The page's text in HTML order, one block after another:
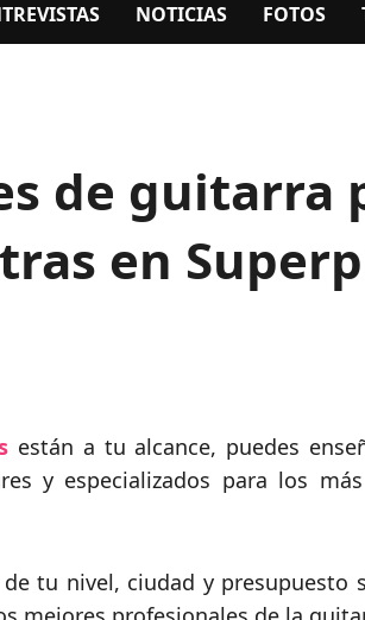
NOTICIAS FOTOS
de guitarra
en
están a tu alcance, puedes
y especializados para los
tu nivel, ciudad y presupuesto